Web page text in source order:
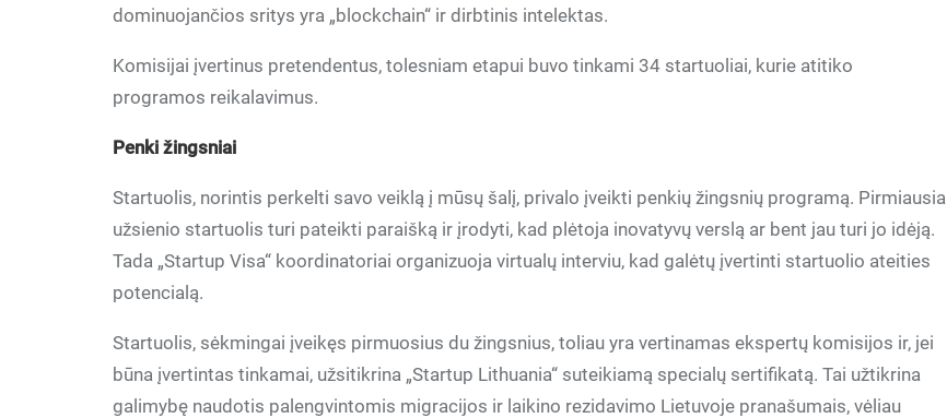
dominuojančios sritys yra „blockchain“ ir dirbtinis intelektas.
Komisijai įvertinus pretendentus, tolesniam etapui buvo tinkami 34 startuoliai, kurie atitiko
programos reikalavimus.
Penki žingsniai
Startuolis, norintis perkelti savo veiklą į mūsų šalį, privalo įveikti penkių žingsnių programą. Pirmiausia
užsienio startuolis turi pateikti paraišką ir įrodyti, kad plėtoja inovatyvų verslą ar bent jau turi jo idėją.
Tada „Startup Visa“ koordinatoriai organizuoja virtualų interviu, kad galėtų įvertinti startuolio ateities
potencialą.
Startuolis, sėkmingai įveikęs pirmuosius du žingsnius, toliau yra vertinamas ekspertų komisijos ir, jei
būna įvertintas tinkamai, užsitikrina „Startup Lithuania“ suteikiamą specialų sertifikatą. Tai užtikrina
galimybę naudotis palengvintomis migracijos ir laikino rezidavimo Lietuvoje pranašumais, vėliau